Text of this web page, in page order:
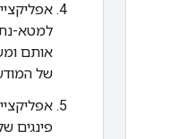
אותם
של
פינגים